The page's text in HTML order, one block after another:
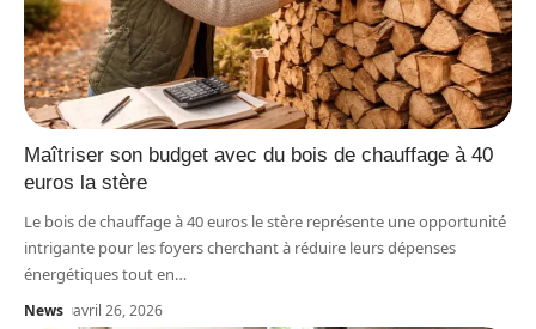
Maîtriser son budget avec du bois de chauffage à 40
euros la stère
Le bois de chauffage à 40 euros le stère représente une opportunité
intrigante pour les foyers cherchant à réduire leurs dépenses
énergétiques tout en…
News avril 26, 2026